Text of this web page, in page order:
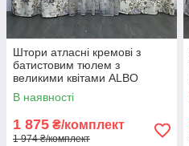
Штори атласні кремові з
батистовим тюлем з
великими квітами ALBO
(SHT-629-1)
В наявності
1 875 ₴/комплект
1 974 ₴/комплект